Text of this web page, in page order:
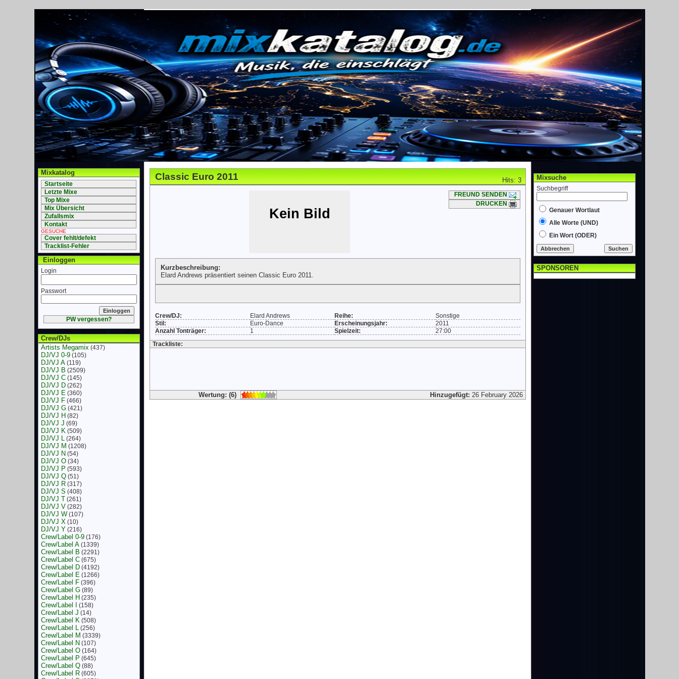
Mixkatalog
Startseite
Letzte Mixe
Top Mixe
Mix Übersicht
Zufallsmix
Kontakt
GESUCHE
Cover fehlt/defekt
Tracklist-Fehler
Einloggen
Login
Passwort
PW vergessen?
Crew/DJs
Artists Megamix(437)
DJ/VJ 0-9(105)
DJ/VJ A(119)
DJ/VJ B (2509)
DJ/VJ C(145)
DJ/VJ D(262)
DJ/VJ E(360)
DJ/VJ F(466)
DJ/VJ G(421)
DJ/VJ H (82)
DJ/VJ J (69)
DJ/VJ K(509)
DJ/VJ L(264)
DJ/VJ M (1208)
DJ/VJ N (54)
DJ/VJ O(34)
DJ/VJ P (593)
DJ/VJ Q(51)
DJ/VJ R(317)
DJ/VJ S (408)
DJ/VJ T (261)
DJ/VJ V (282)
DJ/VJ W(107)
DJ/VJ X(10)
DJ/VJ Y (216)
Crew/Label 0-9(176)
Crew/Label A(1339)
Crew/Label B (2291)
Crew/Label C(675)
Crew/Label D(4192)
Crew/Label E(1266)
Crew/Label F(396)
Crew/Label G(89)
Crew/Label H (235)
Crew/Label I (158)
Crew/Label J (14)
Crew/Label K(508)
Crew/Label L(256)
Crew/Label M (3339)
Crew/Label N (107)
Crew/Label O(164)
Crew/Label P (645)
Crew/Label Q(88)
Crew/Label R(605)
Classic Euro 2011 Hits: 3
Kein Bild
FREUND SENDEN
DRUCKEN
Kurzbeschreibung:
Elard Andrews präsentiert seinen Classic Euro 2011.
Crew/DJ: Elard Andrews Reihe:
Sonstige
Stil:
Euro-Dance Erscheinungsjahr:
2011
Anzahl Tonträger:
1 Spielzeit:
27:00
Trackliste:
Wertung: (6) Hinzugefügt: 26 February 2026
Mixsuche
Suchbegriff
Genauer Wortlaut
Alle Worte (UND)
Ein Wort (ODER)
SPONSOREN